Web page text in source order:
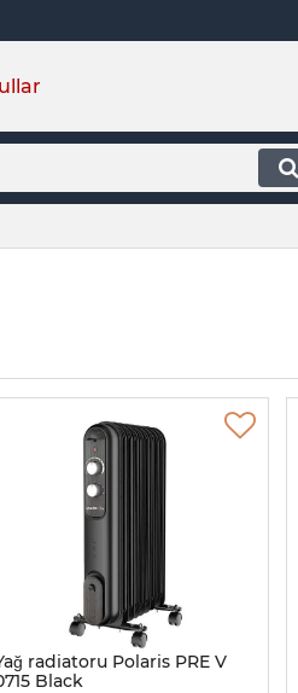
radiatoru Polaris PRE V
Black